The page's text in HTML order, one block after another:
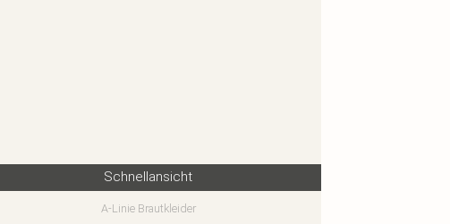
Schnellansicht
A-Linie Brautkleider